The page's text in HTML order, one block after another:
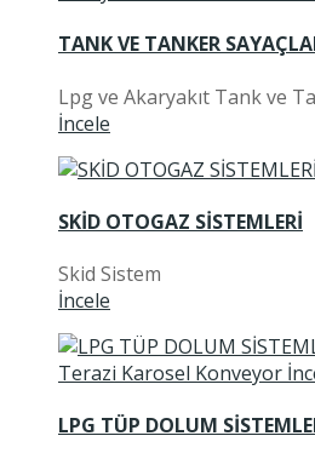
TANK VE TANKER
Lpg ve Akaryakıt Tank ve
İncele
SKİD OTOGAZ SİSTEMLERİ
Skid Sistem
İncele
LPG TÜP DOLUM